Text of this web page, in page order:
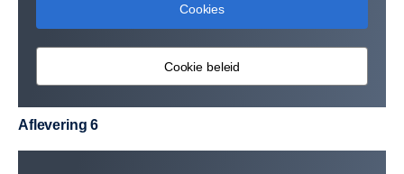
Cookies
Cookie beleid
Aflevering 6